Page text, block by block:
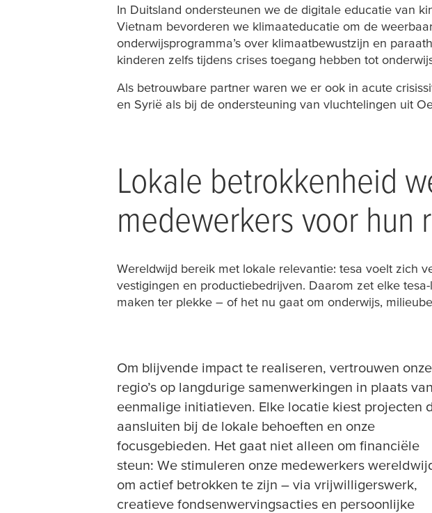
In Duitsland ondersteunen we de digitale educatie van
Vietnam bevorderen we klimaateducatie om de
onderwijsprogramma’s over klimaatbewustzijn en
kinderen zelfs tijdens crises toegang hebben tot
Als betrouwbare partner waren we er ook in acute
en Syrië als bij de ondersteuning van vluchtelingen uit
Lokale betrokkenheid
medewerkers voor hun
Wereldwijd bereik met lokale relevantie: tesa voelt zich
vestigingen en productiebedrijven. Daarom zet elke tesa
maken ter plekke – of het nu gaat om onderwijs,
Om blijvende impact te realiseren, vertrouwen onze
regio’s op langdurige samenwerkingen in plaats van
eenmalige initiatieven. Elke locatie kiest projecten
aansluiten bij de lokale behoeften en onze
focusgebieden. Het gaat niet alleen om financiële
steun: We stimuleren onze medewerkers
om actief betrokken te zijn – via vrijwilligerswerk,
creatieve fondsenwervingsacties en persoonlijke